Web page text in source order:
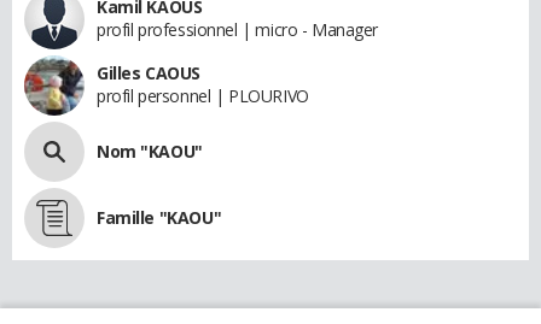
Kamil KAOUS
profil professionnel | micro - Manager
Gilles CAOUS
profil personnel | PLOURIVO
Nom "KAOU"
Famille "KAOU"